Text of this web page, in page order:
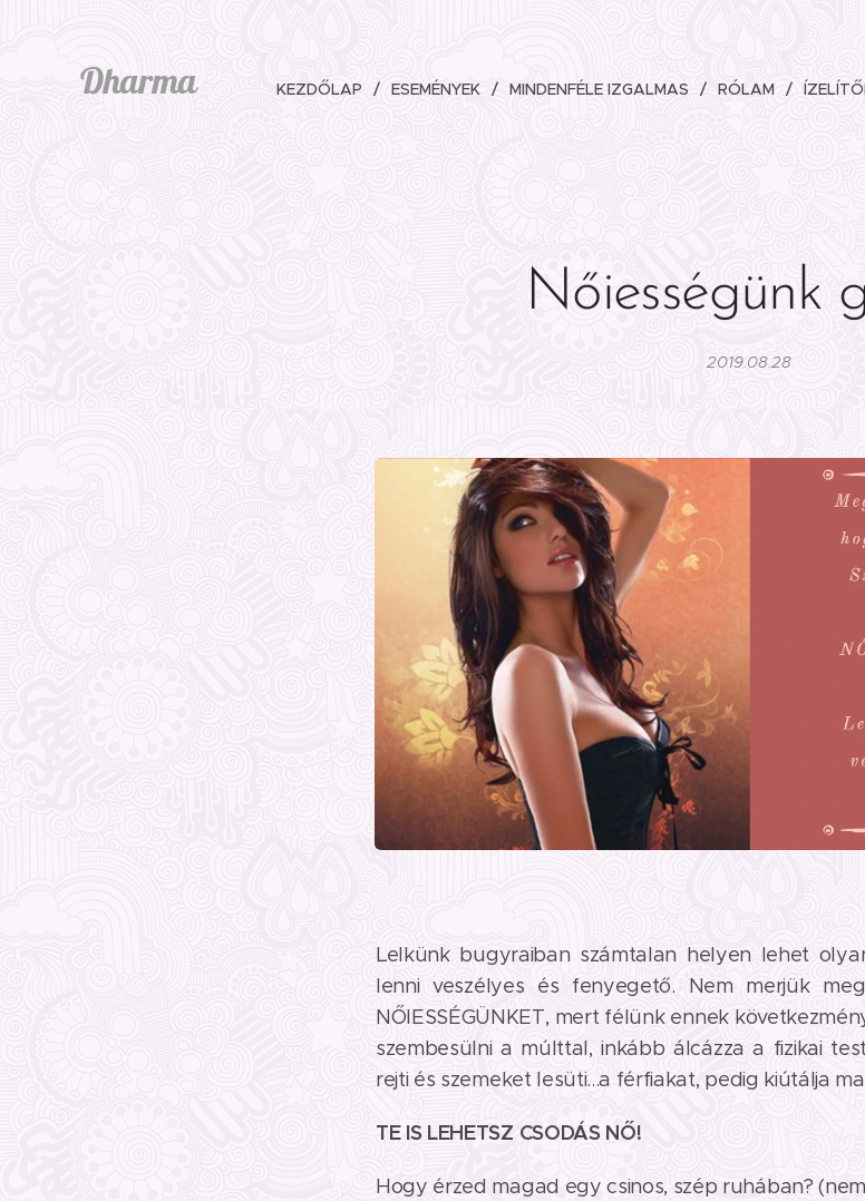
Dharma KEZDŐLAP ESEMÉNYEK MINDENFÉLE IZGALMAS RÓLAM
Nőiességünk
2019.08.28
Lelkünk bugyraiban számtalan helyen lehet
lenni veszélyes és fenyegető. Nem merjük
NŐIESSÉGÜNKET, mert félünk ennek
szembesülni a múlttal, inkább álcázza a fizikai
rejti és szemeket lesüti...a férfiakat, pedig kiútálja
TE IS LEHETSZ CSODÁS NŐ!
Hogy érzed magad egy csinos, szép ruhában?